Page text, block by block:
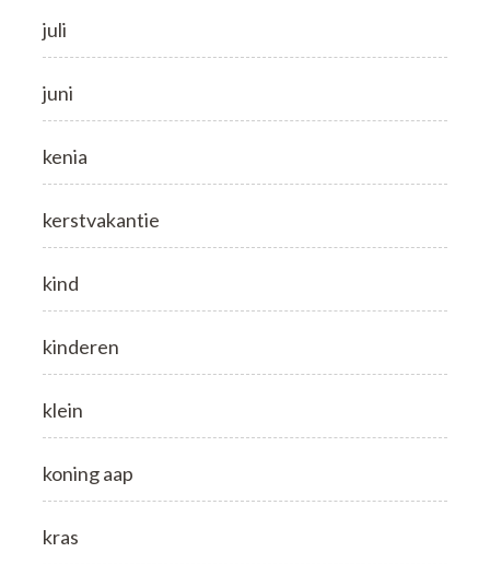
juli
juni
kenia
kerstvakantie
kind
kinderen
klein
koning aap
kras